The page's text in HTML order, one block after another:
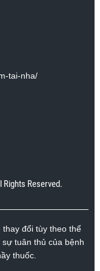
nhiều lần và kéo
Cô ấy không đạt
có thể kéo
ấy lên đỉnh chỉ
trình rất
Nhân., Khánh Hòa
tai-nha/
Reserved.
thay đổi tùy theo thể
tuân thủ của bệnh
thuốc.